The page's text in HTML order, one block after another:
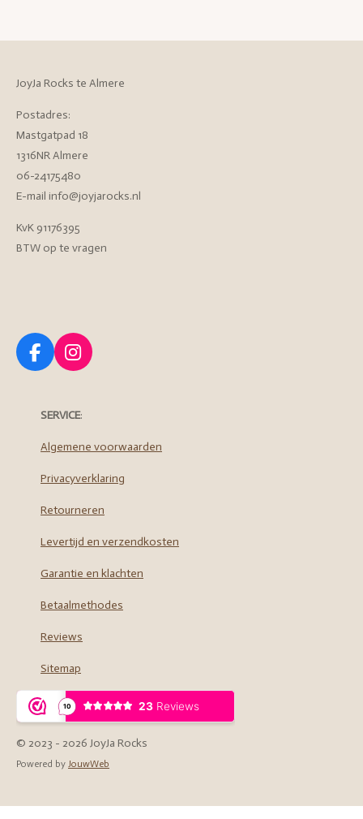
JoyJa Rocks te Almere
Postadres:
Mastgatpad 18
1316NR Almere
06-24175480
E-mail info@joyjarocks.nl
KvK 91176395
BTW op te vragen
F
a
e
o
k
I
n
t
g
a
SERVICE:
Algemene voorwaarden
Privacyverklaring
Retourneren
Levertijd en verzendkosten
Garantie en klachten
Betaalmethodes
Reviews
Sitemap
© 2023 - 2026 JoyJa Rocks
Powered by JouwWeb